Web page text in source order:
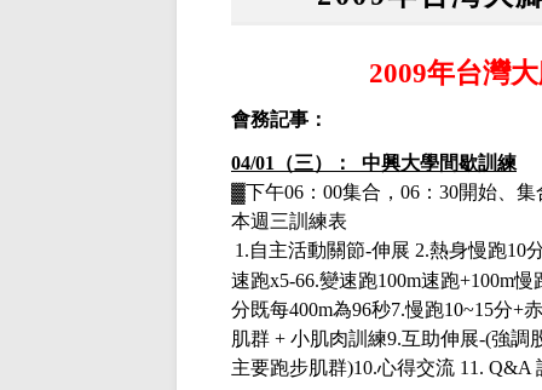
2009年台灣
會務記事：
04/01（三）： 中興大學間歇訓練
▓下午06：00集合，06：30開始、
本週三訓練表
1.自主活動關節-伸展 2.熱身慢跑10
速跑x5-66.變速跑100m速跑+100m慢
分既每400m為96秒7.慢跑10~15分+
肌群 + 小肌肉訓練9.互助伸展-(強調
主要跑步肌群)10.心得交流 11. Q&A